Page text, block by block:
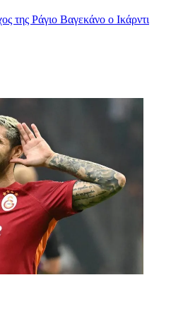
της Ράγιο Βαγεκάνο ο Ικάρντι